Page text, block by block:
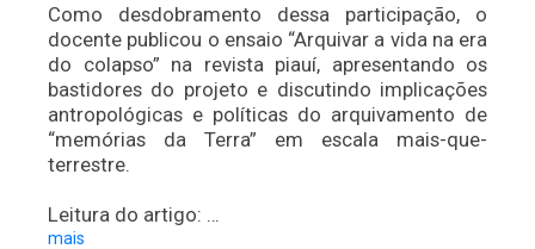
Como desdobramento dessa participação, o
docente publicou o ensaio “Arquivar a vida na era
do colapso” na revista piauí, apresentando os
bastidores do projeto e discutindo implicações
antropológicas e políticas do arquivamento de
“memórias da Terra” em escala mais-que-
terrestre.
Leitura do artigo: …
mais